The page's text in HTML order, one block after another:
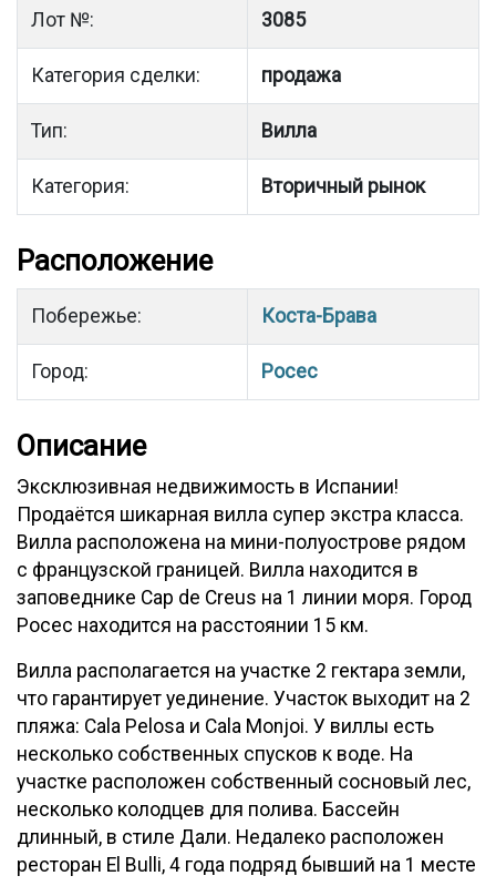
Лот №: 3085
Категория сделки: продажа
Тип: Вилла
Категория: Вторичный рынок
Расположение
Побережье: Коста-Брава
Город: Росес
Описание
Эксклюзивная недвижимость в Испании!
Продаётся шикарная вилла супер экстра класса.
Вилла расположена на мини-полуострове рядом
с французской границей. Вилла находится в
заповеднике Cap de Creus на 1 линии моря. Город
Росес находится на расстоянии 15 км.
Вилла располагается на участке 2 гектара земли,
что гарантирует уединение. Учaсток выходит на 2
пляжа: Cala Pelosa и Cala Monjoi. У виллы есть
несколько собственных спусков к воде. На
участке расположен собственный сосновый лес,
несколько колодцев для полива. Бассейн
длинный, в стиле Дали. Недалеко расположен
ресторан El Bulli, 4 года подряд бывший на 1 месте